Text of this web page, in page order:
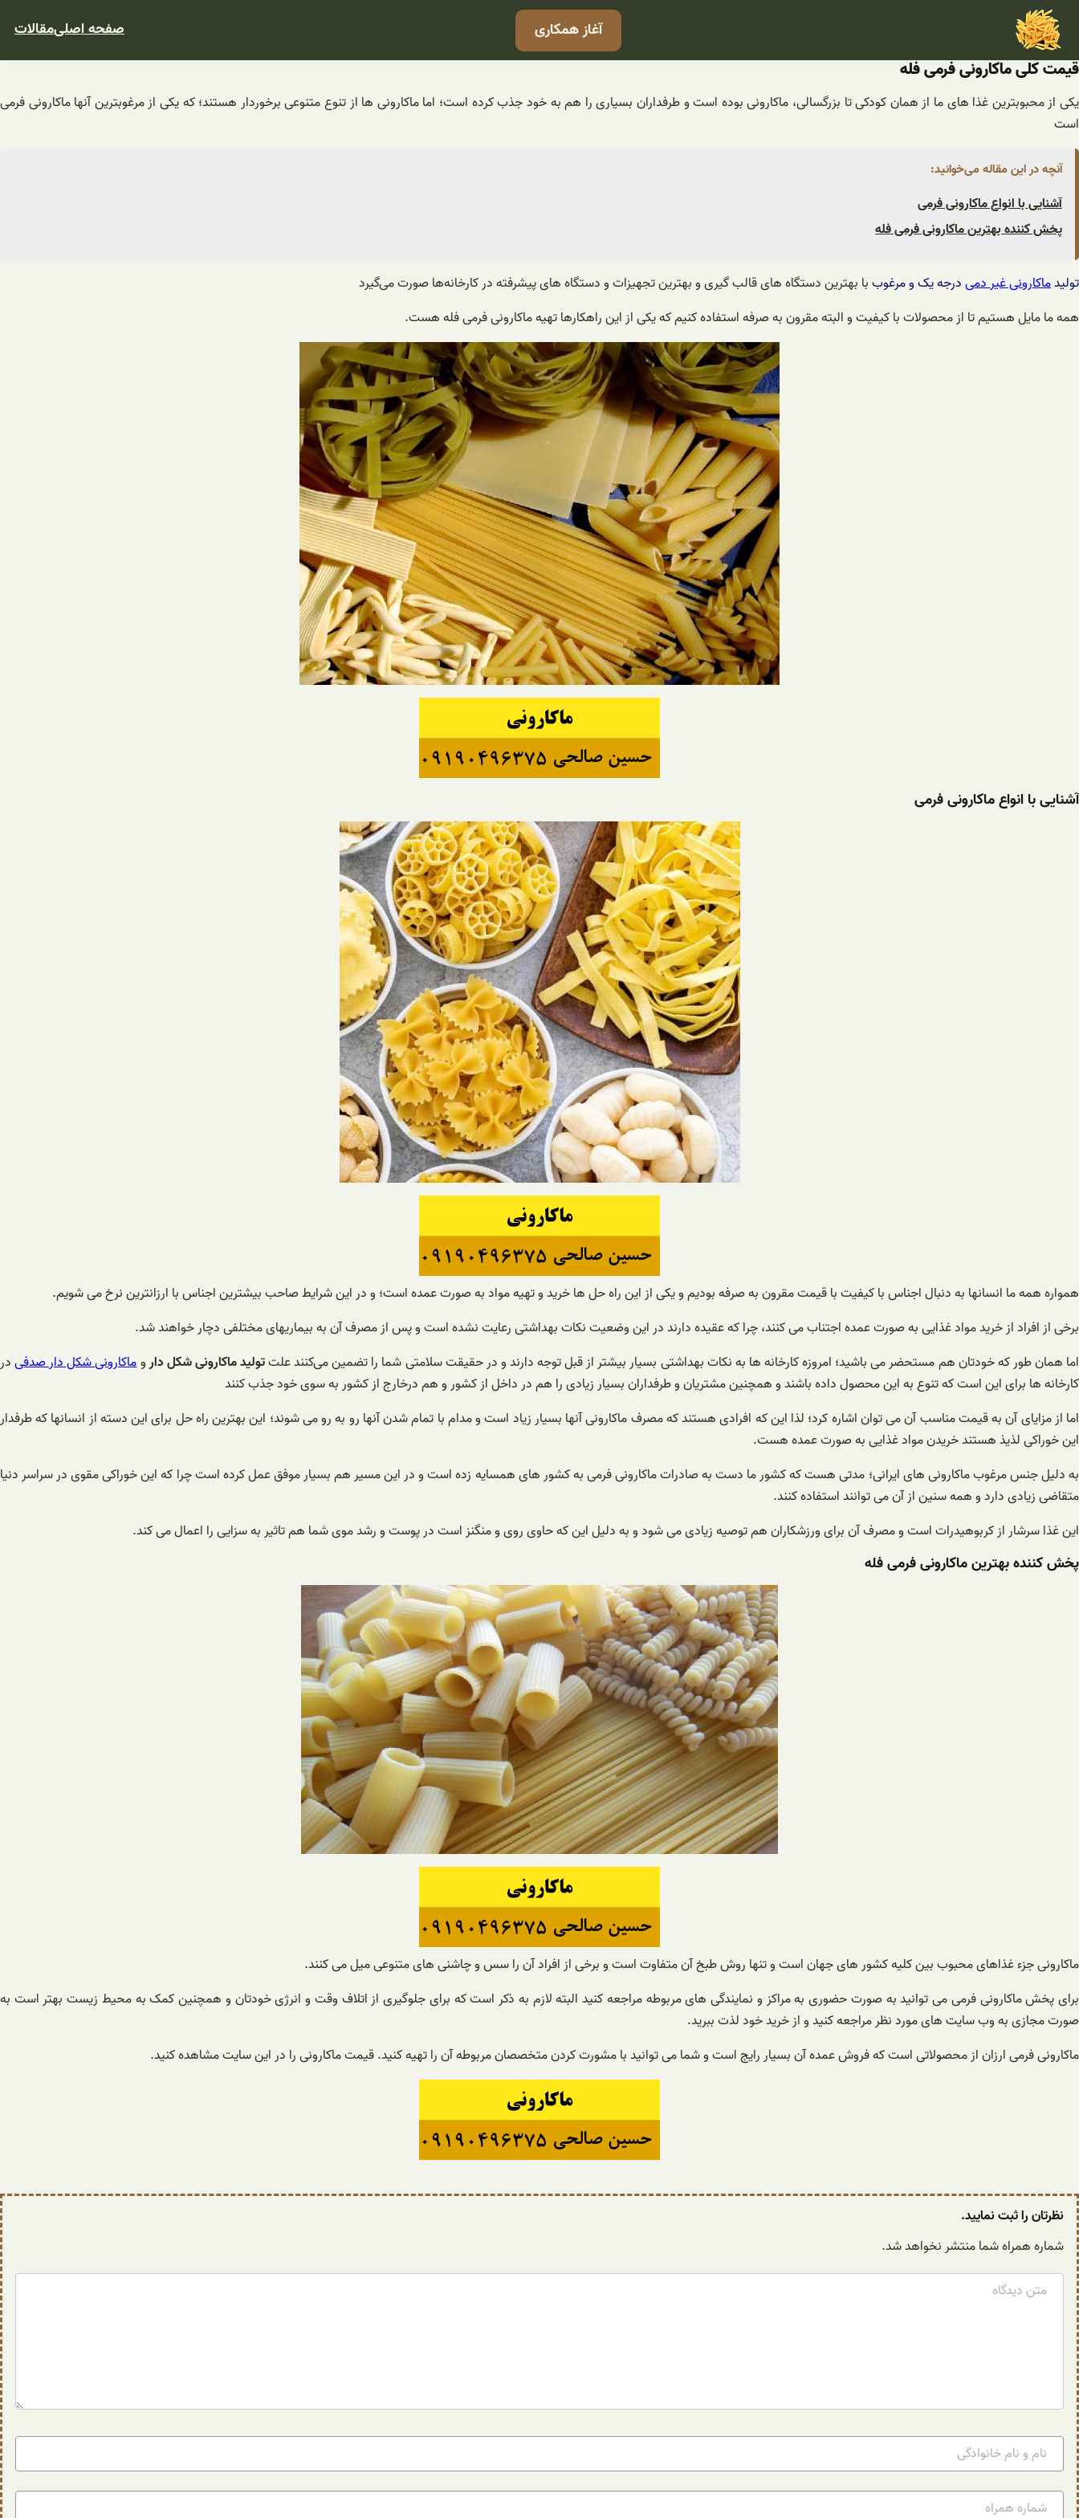
محتوا
آغاز همکاری صفحه اصلیمقالات
قیمت کلی ماکارونی فرمی فله
یکی از محبوبترین غذا های ما از همان کودکی تا بزرگسالی، ماکارونی بوده است و طرفداران بسیاری را هم به خود جذب کرده است؛ اما ماکارونی ها از تنوع متنوعی برخوردار هستند؛ که یکی از مرغوبترین آنها ماکارونی فرمی
است
آنچه در این مقاله می‌خوانید:
آشنایی با انواع ماکارونی فرمی
پخش کننده بهترین ماکارونی فرمی فله
تولیدماکارونی غیر دمیدرجه یک و مرغوببا بهترین دستگاه های قالب گیری و بهترین تجهیزات و دستگاه های پیشرفته در کارخانه‌ها صورت می‌گیرد
همه ما مایل هستیم تا از محصولات با کیفیت و البته مقرون به صرفه استفاده کنیم که یکی از این راهکارها تهیه ماکارونی فرمی فله هست.
آشنایی با انواع ماکارونی فرمی
همواره همه ما انسانها به دنبال اجناس با کیفیت با قیمت مقرون به صرفه بودیم و یکی از این راه حل ها خرید و تهیه مواد به صورت عمده است؛ و در این شرایط صاحب بیشترین اجناس با ارزانترین نرخ می شویم.
برخی از افراد از خرید مواد غذایی به صورت عمده اجتناب می کنند، چرا که عقیده دارند در این وضعیت نکات بهداشتی رعایت نشده است و پس از مصرف آن به بیماریهای مختلفی دچار خواهند شد.
اما همان طور که خودتان هم مستحضر می باشید؛ امروزه کارخانه ها به نکات بهداشتی بسیار بیشتر از قبل توجه دارند و در حقیقت سلامتی شما را تضمین می‌کنند علتتولید ماکارونی شکل داروماکارونی شکل دار صدفیدر
کارخانه ها برای این است که تنوع به این محصول داده باشند و همچنین مشتریان و طرفداران بسیار زیادی را هم در داخل از کشور و هم درخارج از کشور به سوی خود جذب کنند
اما از مزایای آن به قیمت مناسب آن می توان اشاره کرد؛ لذا این که افرادی هستند که مصرف ماکارونی آنها بسیار زیاد است و مدام با تمام شدن آنها رو به رو می شوند؛ این بهترین راه حل برای این دسته از انسانها که طرفدار
این خوراکی لذیذ هستند خریدن مواد غذایی به صورت عمده هست.
به دلیل جنس مرغوب ماکارونی های ایرانی؛ مدتی هست که کشور ما دست به صادرات ماکارونی فرمی به کشور های همسایه زده است و در این مسیر هم بسیار موفق عمل کرده است چرا که این خوراکی مقوی در سراسر دنیا
متقاضی زیادی دارد و همه سنین از آن می توانند استفاده کنند.
این غذا سرشار از کربوهیدرات است و مصرف آن برای ورزشکاران هم توصیه زیادی می شود و به دلیل این که حاوی روی و منگنز است در پوست و رشد موی شما هم تاثیر به سزایی را اعمال می کند.
پخش کننده بهترین ماکارونی فرمی فله
ماکارونی جزء غذاهای محبوب بین کلیه کشور های جهان است و تنها روش طبخ آن متفاوت است و برخی از افراد آن را سس و چاشنی های متنوعی میل می کنند.
برای پخش ماکارونی فرمی می توانید به صورت حضوری به مراکز و نمایندگی های مربوطه مراجعه کنید البته لازم به ذکر است که برای جلوگیری از اتلاف وقت و انرژی خودتان و همچنین کمک به محیط زیست بهتر است به
صورت مجازی به وب سایت های مورد نظر مراجعه کنید و از خرید خود لذت ببرید.
ماکارونی فرمی ارزان از محصولاتی است که فروش عمده آن بسیار رایج است و شما می توانید با مشورت کردن متخصصان مربوطه آن را تهیه کنید. قیمت ماکارونی را در این سایت مشاهده کنید.
نظرتان را ثبت نمایید.
شماره همراه شما منتشر نخواهد شد.